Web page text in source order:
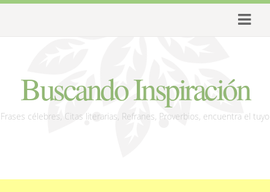
Buscando Inspiración
Frases célebres, Citas literarias, Refranes, Proverbios, encuentra el tuyo